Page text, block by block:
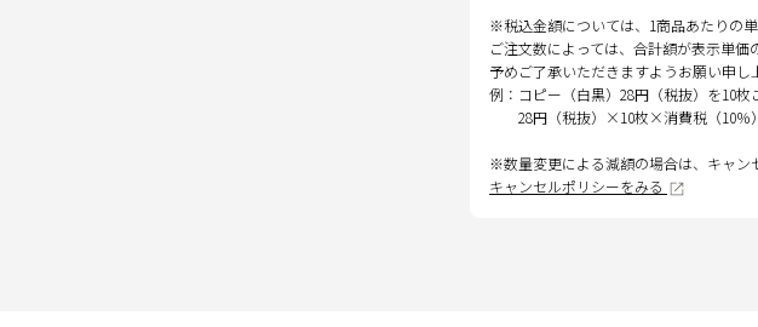
※税込金額については、1商品あたりの単
ご注文数によっては、合計額が表示単価
予めご了承いただきますようお願い申し
例：コピー（白黒）28円（税抜）を10枚
28円（税抜）×10枚×消費税（10％
※数量変更による減額の場合は、キャン
キャンセルポリシーをみる